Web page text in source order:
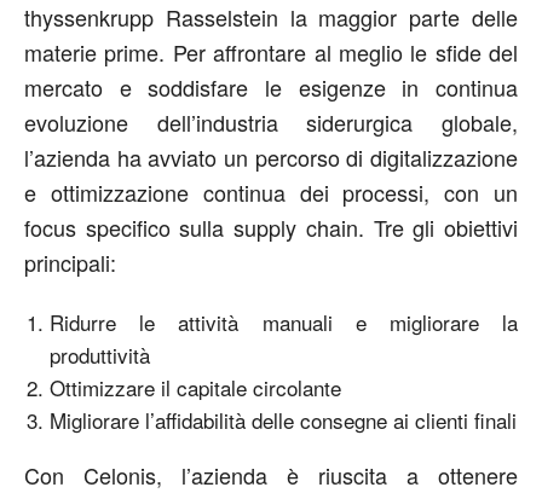
thyssenkrupp Rasselstein la maggior parte delle
materie prime. Per affrontare al meglio le sfide del
mercato e soddisfare le esigenze in continua
evoluzione dell’industria siderurgica globale,
l’azienda ha avviato un percorso di digitalizzazione
e ottimizzazione continua dei processi, con un
focus specifico sulla supply chain. Tre gli obiettivi
principali:
Ridurre le attività manuali e migliorare la
produttività
Ottimizzare il capitale circolante
Migliorare l’affidabilità delle consegne ai clienti finali
Con Celonis, l’azienda è riuscita a ottenere